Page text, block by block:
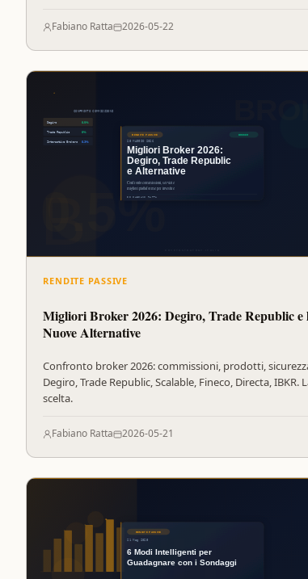
Fabiano Ratta 2026-05-22
RENDITE PASSIVE
Migliori Broker 2026: Degiro, Trade Republic e
Nuove Alternative
Confronto broker 2026: commissioni, prodotti,
Degiro, Trade Republic, Scalable, Fineco, Directa, IBKR.
scelta.
Fabiano Ratta 2026-05-21